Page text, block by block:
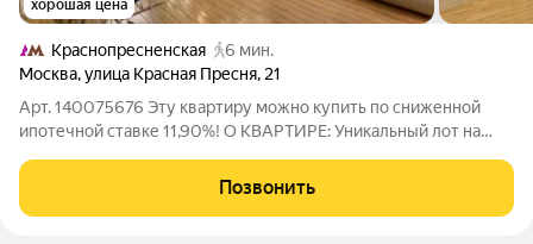
хорошая цена
Краснопресненская
6 мин.
Москва,улица Красная Пресня, 21
Арт. 140075676 Эту квартиру можно купить по сниженной
ипотечной ставке 11,90%! О КВАРТИРЕ: Уникальный лот на
«Краснопресненская»! Функциональная мастер-спальня со
своим санузлом, шикарным джакузи и выходом на
Позвонить